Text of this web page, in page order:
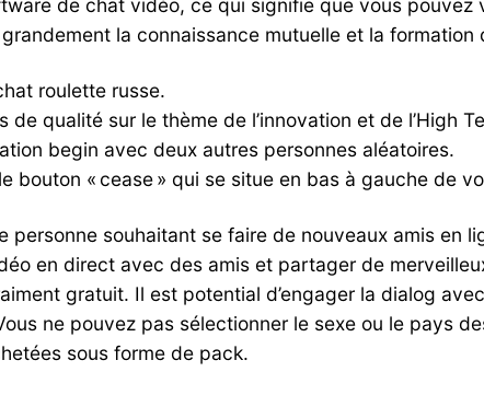
la connaissance mutuelle et la formation
roulette russe.
qualité sur le thème de l’innovation et de l’High
begin avec deux autres personnes aléatoires.
« cease » qui se situe en bas à gauche de
personne souhaitant se faire de nouveaux amis en
en direct avec des amis et partager de
gratuit. Il est potential d’engager la dialog
ne pouvez pas sélectionner le sexe ou le pays
sous forme de pack.